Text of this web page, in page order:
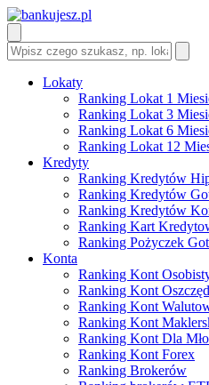
Lokaty
Ranking Lokat 1
Ranking Lokat 3
Ranking Lokat 6
Ranking Lokat 12
Kredyty
Ranking Kredytów
Ranking Kredytów
Ranking Kredytów
Ranking Kart
Ranking Pożyczek
Konta
Ranking Kont
Ranking Kont
Ranking Kont
Ranking Kont
Ranking Kont Dla
Ranking Kont Forex
Ranking Brokerów